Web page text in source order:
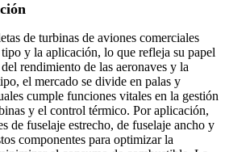
de turbinas de aviones comerciales
tipo y la aplicación, lo que refleja su papel
rendimiento de las aeronaves y la
el mercado se divide en palas y
cumple funciones vitales en la gestión
y el control térmico. Por aplicación,
de fuselaje estrecho, de fuselaje ancho y
componentes para optimizar la